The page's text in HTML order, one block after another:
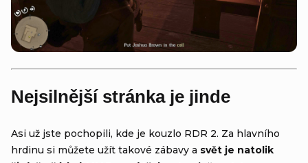
Nejsilnější stránka je jinde
Asi už jste pochopili, kde je kouzlo RDR 2. Za hlavního
hrdinu si můžete užít takové zábavy a svět je natolik